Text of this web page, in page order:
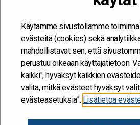
Käytämme sivustollamme
evästeitä (cookies) sekä
mahdollistavat sen, että
perustuu oikeaan käyttäjätietoon.
kaikki", hyväksyt kaikkien
valita, mitkä evästeet hyväksyt
evästeasetuksia”. Lisätietoa